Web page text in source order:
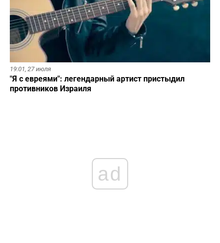
19:01, 27 июля
"Я с евреями": легендарный артист пристыдил
противников Израиля
ad